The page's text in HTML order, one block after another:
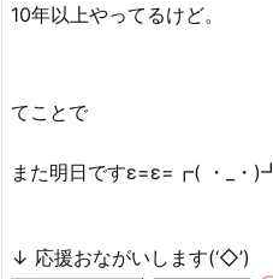
10年以上やってるけど。
てことで
また明日ですε=ε=┏( ・_・)┛
↓ 応援おながいします(‘◇’)ゞ